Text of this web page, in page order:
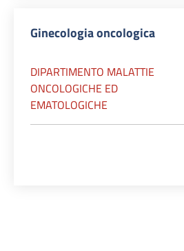
Ginecologia oncologica
DIPARTIMENTO MALATTIE
ONCOLOGICHE ED
EMATOLOGICHE